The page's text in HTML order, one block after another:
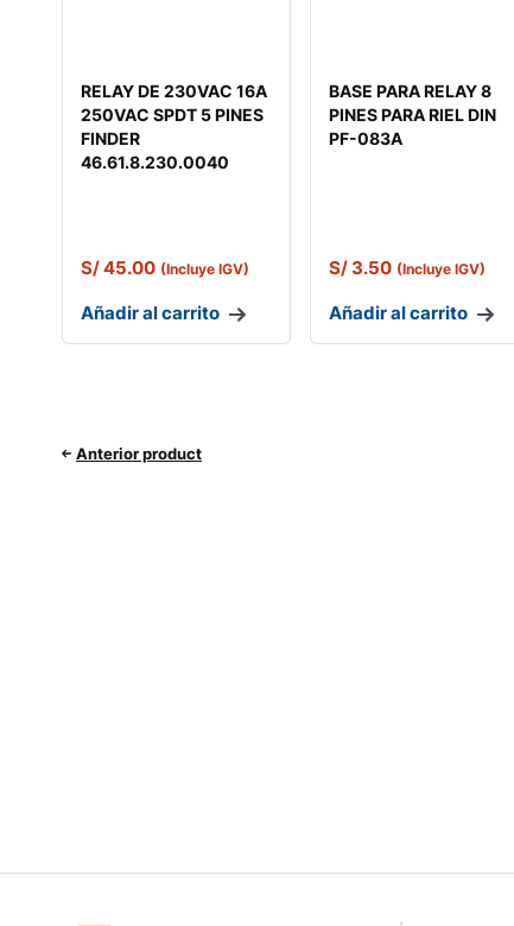
RELAY DE 230VAC 16A
250VAC SPDT 5 PINES
FINDER
46.61.8.230.0040
S/45.00 (Incluye IGV)
Añadir al carrito
BASE PARA RELAY 8
PINES PARA RIEL DIN
PF-083A
S/3.50 (Incluye IGV)
Añadir al carrito
Anterior product